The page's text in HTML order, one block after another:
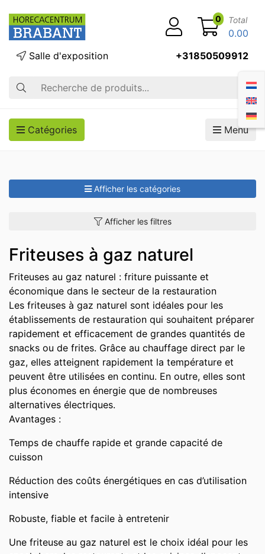
Recherche
Salle d'exposition +31850509912
0 Total
0.00
Catégories Menu
Afficher les catégories
Afficher les filtres
Friteuses à gaz naturel
Friteuses au gaz naturel : friture puissante et
économique dans le secteur de la restauration
Les friteuses à gaz naturel sont idéales pour les
établissements de restauration qui souhaitent préparer
rapidement et efficacement de grandes quantités de
snacks ou de frites. Grâce au chauffage direct par le
gaz, elles atteignent rapidement la température et
peuvent être utilisées en continu. En outre, elles sont
plus économes en énergie que de nombreuses
alternatives électriques.
Avantages :
Temps de chauffe rapide et grande capacité de
cuisson
Réduction des coûts énergétiques en cas d’utilisation
intensive
Robuste, fiable et facile à entretenir
Une friteuse au gaz naturel est le choix idéal pour les